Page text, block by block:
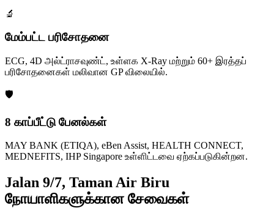
🔬
மேம்பட்ட பரிசோதனை
ECG, 4D அல்ட்ராசவுண்ட், உள்ளக X-Ray மற்றும் 60+ இரத்தப்
பரிசோதனைகள் மலிவான GP விலையில்.
🛡️
8 காப்பீட்டு பேனல்கள்
MAY BANK (ETIQA), eBen Assist, HEALTH CONNECT,
MEDNEFITS, IHP Singapore உள்ளிட்டவை ஏற்கப்படுகின்றன.
Jalan 9/7, Taman Air Biru
நோயாளிகளுக்கான சேவைகள்